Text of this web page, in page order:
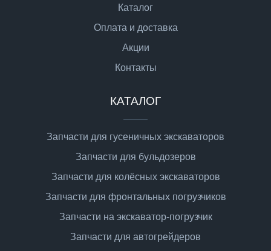
Каталог
Оплата и доставка
Акции
Контакты
КАТАЛОГ
Запчасти для гусеничных экскаваторов
Запчасти для бульдозеров
Запчасти для колёсных экскаваторов
Запчасти для фронтальных погрузчиков
Запчасти на экскаватор-погрузчик
Запчасти для автогрейдеров